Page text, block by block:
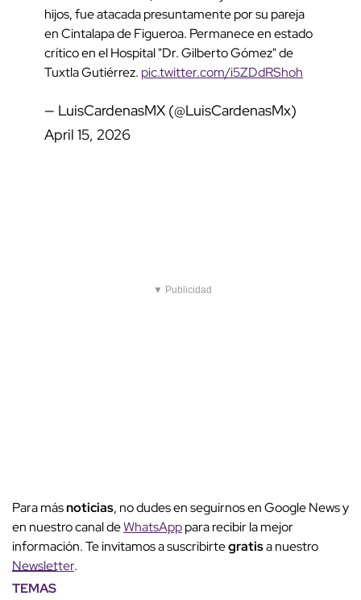
hijos, fue atacada presuntamente por su pareja
en Cintalapa de Figueroa. Permanece en estado
crítico en el Hospital "Dr. Gilberto Gómez" de
Tuxtla Gutiérrez. pic.twitter.com/i5ZDdRShoh
— LuisCardenasMX (@LuisCardenasMx)
April 15, 2026
▼ Publicidad
Para másnoticias, no dudes en seguirnos en Google News y
en nuestro canal deWhatsApppara recibir la mejor
información. Te invitamos a suscribirtegratisa nuestro
Newsletter.
TEMAS